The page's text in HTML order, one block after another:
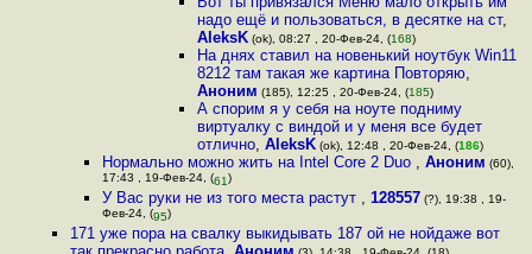
надо ещё и пользоваться, в десятке на ст,
AleksK(ok), 08:27 , 20-Фев-24, (168)
На днях ставил на новенький ноутбук Win11
8212 там такая же картина Повторяю,
Аноним (185), 12:25 , 20-Фев-24, (185)
А спорим я у себя на ноуте подниму
виртуалку с виндой и у меня все будет
отлично, AleksK(ok), 12:48 , 20-Фев-24, (186)
Нормально можно жить на Intel Core 2 Duo , Аноним (60),
17:43 , 19-Фев-24, (61)
У Вас руки не из того места растут , 128557(?), 19:38 , 19-
Фев-24, (95)
171 уже пора на свалку выкидывать 187 ой не нойдаже вот